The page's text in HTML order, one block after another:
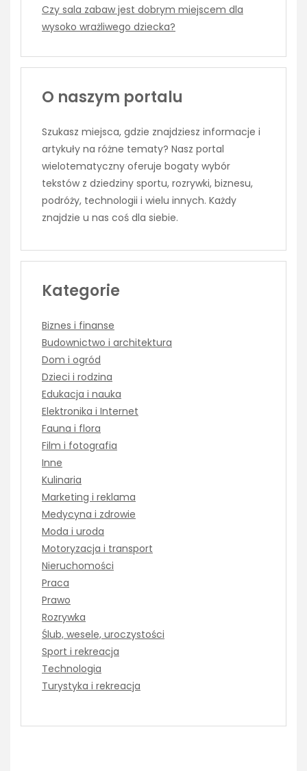
Czy sala zabaw jest dobrym miejscem dla
wysoko wrażliwego dziecka?
O naszym portalu
Szukasz miejsca, gdzie znajdziesz informacje i
artykuły na różne tematy? Nasz portal
wielotematyczny oferuje bogaty wybór
tekstów z dziedziny sportu, rozrywki, biznesu,
podróży, technologii i wielu innych. Każdy
znajdzie u nas coś dla siebie.
Kategorie
Biznes i finanse
Budownictwo i architektura
Dom i ogród
Dzieci i rodzina
Edukacja i nauka
Elektronika i Internet
Fauna i flora
Film i fotografia
Inne
Kulinaria
Marketing i reklama
Medycyna i zdrowie
Moda i uroda
Motoryzacja i transport
Nieruchomości
Praca
Prawo
Rozrywka
Ślub, wesele, uroczystości
Sport i rekreacja
Technologia
Turystyka i rekreacja